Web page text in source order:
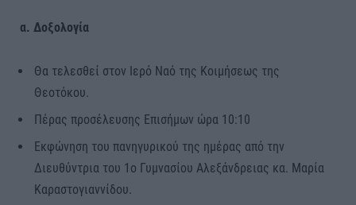
α. Δοξολογία
Θα τελεσθεί στον Ιερό Ναό της Κοιμήσεως της
Θεοτόκου.
Πέρας προσέλευσης Επισήμων ώρα 10:10
Εκφώνηση του πανηγυρικού της ημέρας από την
Διευθύντρια του 1ο Γυμνασίου Αλεξάνδρειας κα. Μαρία
Καραστογιαννίδου.